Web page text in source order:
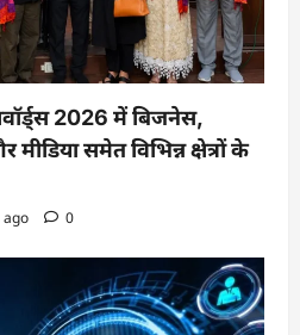
2026 में बिजनेस,
समेत विभिन्न क्षेत्रों के
ago 0